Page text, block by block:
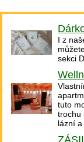
I z
sekci
tuto
trochu
lázní a